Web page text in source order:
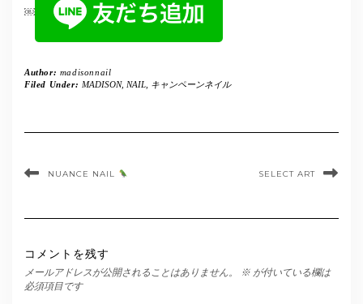
￼
Author: madisonnail
Filed Under: MADISON, NAIL, キャンペーンネイル
NUANCE NAIL SELECT ART
コメントを残す
メールアドレスが公開されることはありません。 ※ が付いている欄は
必須項目です